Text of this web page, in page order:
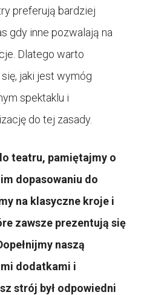
preferują bardziej
gdy inne pozwalają na
Dlatego warto
jaki jest wymóg
spektaklu i
do tej zasady.
teatru, pamiętajmy o
dopasowaniu do
na klasyczne kroje i
zawsze prezentują się
naszą
dodatkami i
strój był odpowiedni